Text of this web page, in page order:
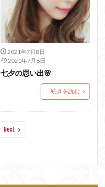
2021年7月8日
2021年7月8日
七夕の思い出🌸
続きを読む
Next